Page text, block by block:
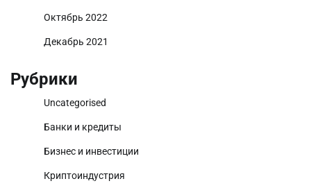
Октябрь 2022
Декабрь 2021
Рубрики
Uncategorised
Банки и кредиты
Бизнес и инвестиции
Криптоиндустрия